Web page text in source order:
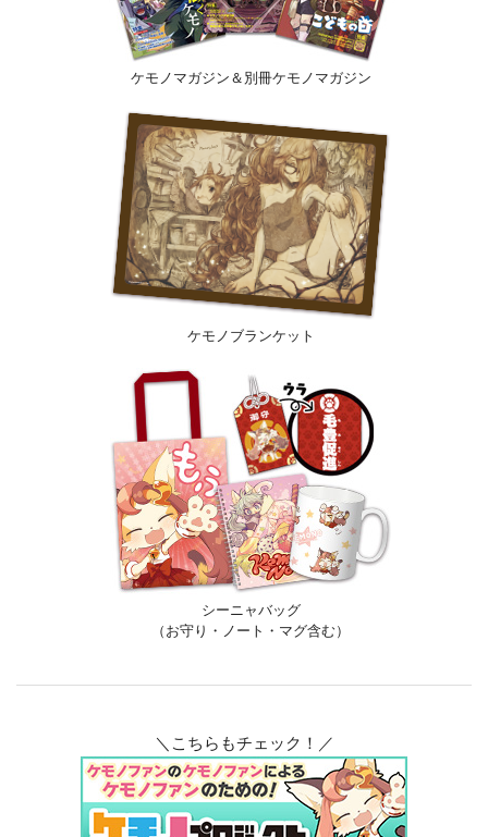
ケモノマガジン＆別冊ケモノマガジン
ケモノブランケット
シーニャバッグ
（お守り・ノート・マグ含む）
＼こちらもチェック！／